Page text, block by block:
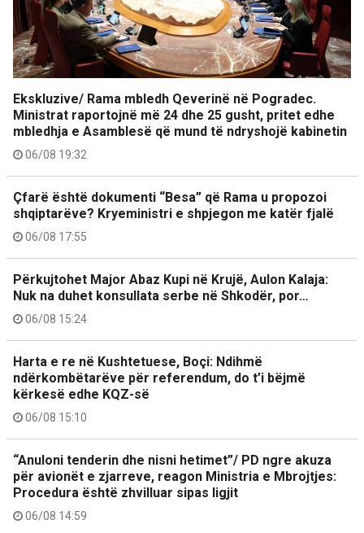
Ekskluzive/ Rama mbledh Qeverinë në Pogradec.
Ministrat raportojnë më 24 dhe 25 gusht, pritet edhe
mbledhja e Asamblesë që mund të ndryshojë kabinetin
06/08 19:32
Çfarë është dokumenti “Besa” që Rama u propozoi
shqiptarëve? Kryeministri e shpjegon me katër fjalë
06/08 17:55
Përkujtohet Major Abaz Kupi në Krujë, Aulon Kalaja:
Nuk na duhet konsullata serbe në Shkodër, por…
06/08 15:24
Harta e re në Kushtetuese, Boçi: Ndihmë
ndërkombëtarëve për referendum, do t’i bëjmë
kërkesë edhe KQZ-së
06/08 15:10
“Anuloni tenderin dhe nisni hetimet”/ PD ngre akuza
për avionët e zjarreve, reagon Ministria e Mbrojtjes:
Procedura është zhvilluar sipas ligjit
06/08 14:59